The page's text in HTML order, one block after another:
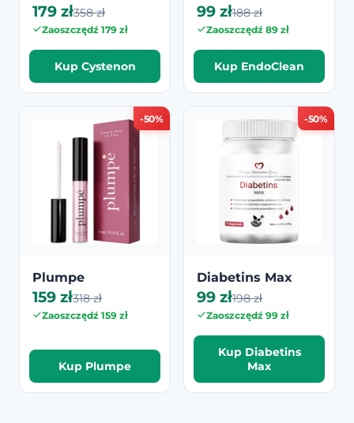
179 zł358 zł
Zaoszczędź 179 zł
Kup Cystenon
99 zł188 zł
Zaoszczędź 89 zł
Kup EndoClean
-50%
Plumpe
159 zł318 zł
Zaoszczędź 159 zł
Kup Plumpe
-50%
Diabetins Max
99 zł198 zł
Zaoszczędź 99 zł
Kup Diabetins
Max